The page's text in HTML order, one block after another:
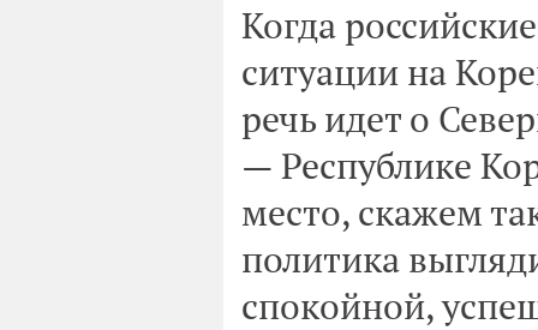
Когда
ситуации на
речь идет о
— Республике
место, скажем
политика
спокойной,